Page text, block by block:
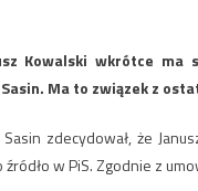
Kowalski wkrótce
Ma to związek z
zdecydował, że
w PiS. Zgodnie z